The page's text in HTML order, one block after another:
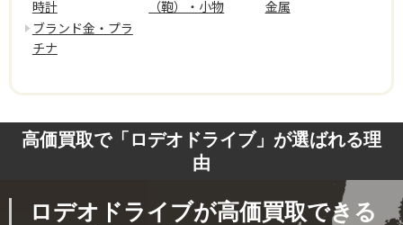
時計
（鞄）・小物
金属
ブランド金・プラ
チナ
高価買取で「ロデオドライブ」が選ばれる理
由
ロデオドライブが高価買取できる